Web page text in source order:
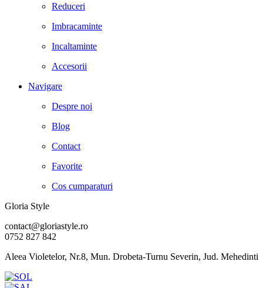
Reduceri
Imbracaminte
Incaltaminte
Accesorii
Navigare
Despre noi
Blog
Contact
Favorite
Cos cumparaturi
Gloria Style
contact@gloriastyle.ro
0752 827 842
Aleea Violetelor, Nr.8, Mun. Drobeta-Turnu Severin, Jud. Mehedinti